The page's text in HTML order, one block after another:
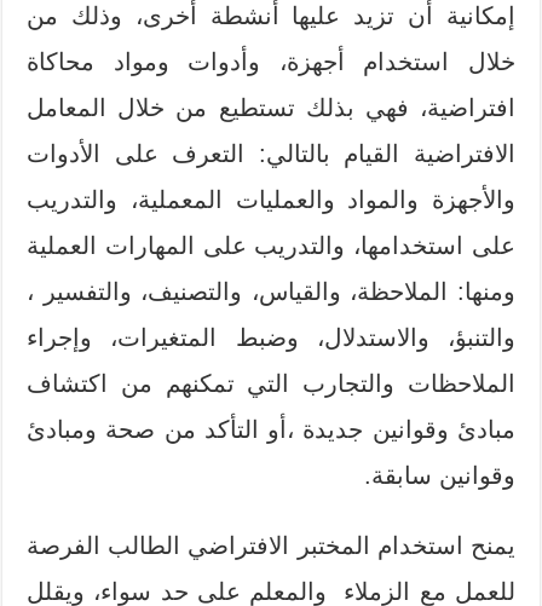
إمكانية أن تزيد عليها أنشطة أخرى، وذلك من
خلال استخدام أجهزة، وأدوات ومواد محاكاة
افتراضية، فهي بذلك تستطيع من خلال المعامل
الافتراضية القيام بالتالي: التعرف على الأدوات
والأجهزة والمواد والعمليات المعملية، والتدريب
على استخدامها، والتدريب على المهارات العملية
ومنها: الملاحظة، والقياس، والتصنيف، والتفسير ،
والتنبؤ، والاستدلال، وضبط المتغيرات، وإجراء
الملاحظات والتجارب التي تمكنهم من اكتشاف
مبادئ وقوانين جديدة ،أو التأكد من صحة ومبادئ
وقوانين سابقة.
يمنح استخدام المختبر الافتراضي الطالب الفرصة
للعمل مع الزملاء والمعلم على حد سواء، ويقلل